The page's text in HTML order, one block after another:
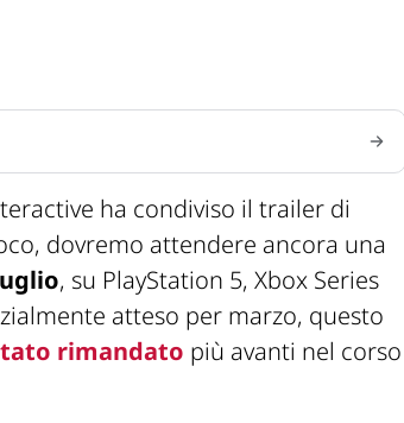
ha condiviso il trailer di
dovremo attendere ancora una
, su PlayStation 5, Xbox Series
atteso per marzo, questo
rimandato più avanti nel corso